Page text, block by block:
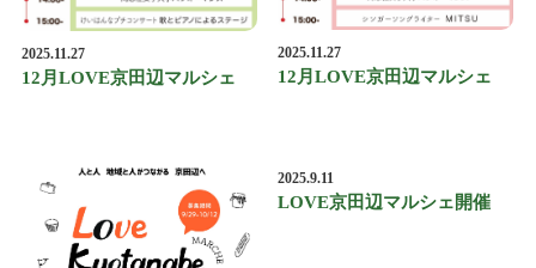
2025.11.27
12月LOVE京田辺マルシェ
2025.11.27
12月LOVE京田辺マルシェ
2025.9.11
LOVE京田辺マルシェ開催